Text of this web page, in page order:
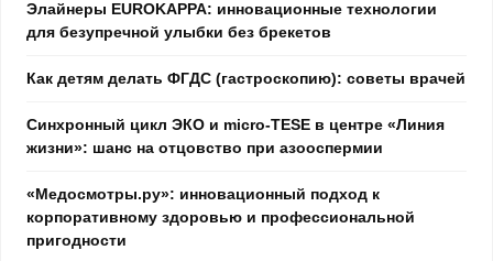
Элайнеры EUROKAPPA: инновационные технологии
для безупречной улыбки без брекетов
Как детям делать ФГДС (гастроскопию): советы врачей
Синхронный цикл ЭКО и micro-TESE в центре «Линия
жизни»: шанс на отцовство при азооспермии
«Медосмотры.ру»: инновационный подход к
корпоративному здоровью и профессиональной
пригодности